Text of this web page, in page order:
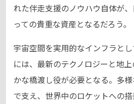
れた伴走支援のノウハウ自体が
っての貴重な資産となるだろう。
宇宙空間を実用的なインフラと
には、最新のテクノロジーと地
かな橋渡し役が必要となる。多
で支え、世界中のロケットへの